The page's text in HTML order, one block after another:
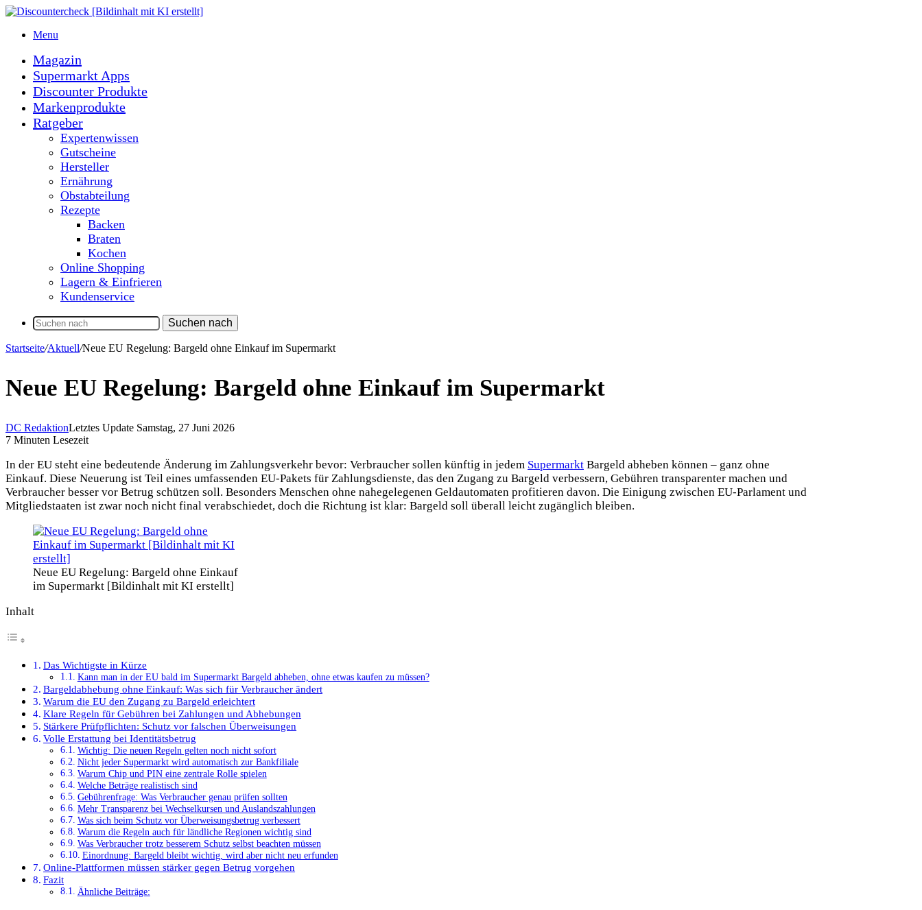
Menu
Magazin
Supermarkt Apps
Discounter Produkte
Markenprodukte
Ratgeber
Expertenwissen
Gutscheine
Hersteller
Ernährung
Obstabteilung
Rezepte
Backen
Braten
Kochen
Online Shopping
Lagern & Einfrieren
Kundenservice
Suchen nach
Startseite/Aktuell/Neue EU Regelung: Bargeld ohne Einkauf im Supermarkt
Neue EU Regelung: Bargeld ohne Einkauf im Supermarkt
DC RedaktionLetztes Update Samstag, 27 Juni 2026
7 Minuten Lesezeit
In der EU steht eine bedeutende Änderung im Zahlungsverkehr bevor: Verbraucher sollen künftig in jedem Supermarkt Bargeld abheben können – ganz ohne
Einkauf. Diese Neuerung ist Teil eines umfassenden EU-Pakets für Zahlungsdienste, das den Zugang zu Bargeld verbessern, Gebühren transparenter machen und
Verbraucher besser vor Betrug schützen soll. Besonders Menschen ohne nahegelegenen Geldautomaten profitieren davon. Die Einigung zwischen EU-Parlament und
Mitgliedstaaten ist zwar noch nicht final verabschiedet, doch die Richtung ist klar: Bargeld soll überall leicht zugänglich bleiben.
Neue EU Regelung: Bargeld ohne Einkauf
im Supermarkt [Bildinhalt mit KI erstellt]
Inhalt
Das Wichtigste in Kürze
Kann man in der EU bald im Supermarkt Bargeld abheben, ohne etwas kaufen zu müssen?
Bargeldabhebung ohne Einkauf: Was sich für Verbraucher ändert
Warum die EU den Zugang zu Bargeld erleichtert
Klare Regeln für Gebühren bei Zahlungen und Abhebungen
Stärkere Prüfpflichten: Schutz vor falschen Überweisungen
Volle Erstattung bei Identitätsbetrug
Wichtig: Die neuen Regeln gelten noch nicht sofort
Nicht jeder Supermarkt wird automatisch zur Bankfiliale
Warum Chip und PIN eine zentrale Rolle spielen
Welche Beträge realistisch sind
Gebührenfrage: Was Verbraucher genau prüfen sollten
Mehr Transparenz bei Wechselkursen und Auslandszahlungen
Was sich beim Schutz vor Überweisungsbetrug verbessert
Warum die Regeln auch für ländliche Regionen wichtig sind
Was Verbraucher trotz besserem Schutz selbst beachten müssen
Einordnung: Bargeld bleibt wichtig, wird aber nicht neu erfunden
Online-Plattformen müssen stärker gegen Betrug vorgehen
Fazit
Ähnliche Beiträge: